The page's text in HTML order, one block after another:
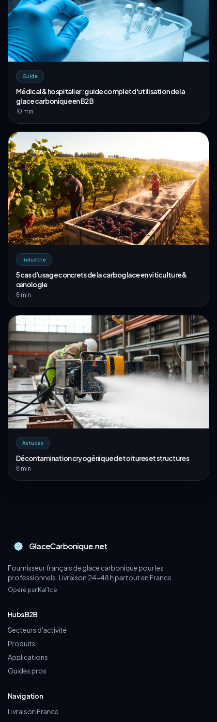
Guide
Médical & hospitalier : guide complet d'utilisation de la
glace carbonique en B2B
10 min
Industrie
5 cas d'usage concrets de la carboglace en viticulture &
œnologie
8 min
Astuces
Décontamination cryogénique de toitures et structures
8 min
GlaceCarbonique.net
Fournisseur français de glace carbonique pour les
professionnels. Livraison 24-48 h partout en France.
Opéré par Kal'Ice
Hubs B2B
Secteurs d'activité
Produits
Applications
Guides pros
Navigation
Livraison France